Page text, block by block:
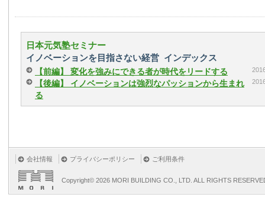
日本元気塾セミナー
イノベーションを目指さない経営 インデックス
【前編】 変化を強みにできる者が時代をリードする
【後編】 イノベーションは強烈なパッションから生まれ
る
会社情報 プライバシーポリシー ご利用条件
Copyright© 2026 MORI BUILDING CO., LTD. ALL RIGHTS